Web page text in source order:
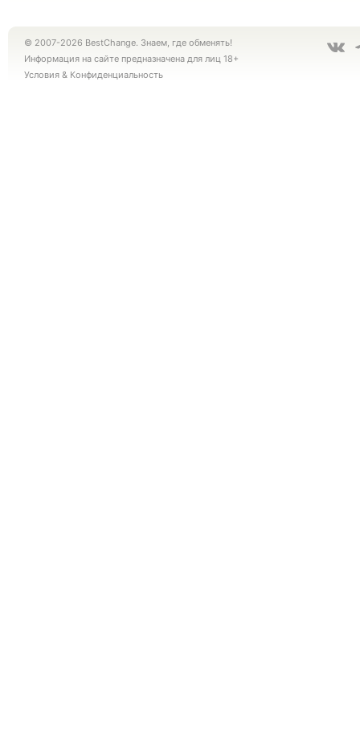
© 2007-2026 BestChange. Знаем, где обменять!
Информация на сайте предназначена для лиц 18+
Условия & Конфиденциальность